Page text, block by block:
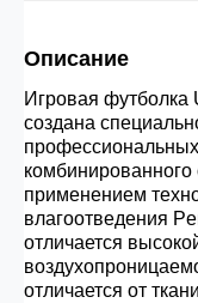
Опт 2(36%)-
Опт 1(38%) -
Описание
Игровая футболка
создана
комбинированного
применением
влагоотведения
отличается
отличается от